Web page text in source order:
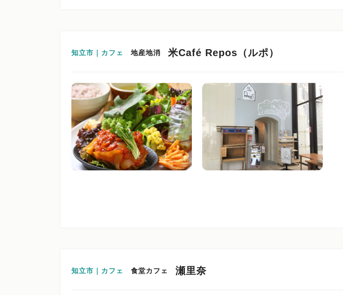
知立市｜カフェ 地産地消 米Café Repos（ルポ）
知立市｜カフェ 食堂カフェ 瀬里奈